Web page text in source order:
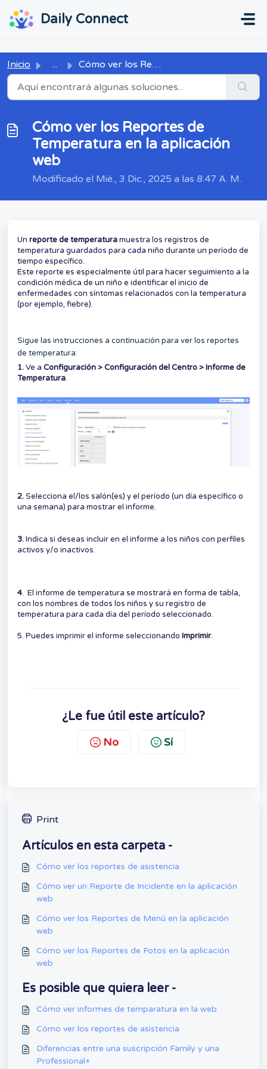
Daily Connect
Inicio ... Cómo ver los Reportes de Temperatura en la aplicación web
Cómo ver los Reportes de
Temperatura en la aplicación
web
Modificado el Mié., 3 Dic., 2025 a las 8:47 A. M.
Un reporte de temperaturamuestra los registros de
temperatura guardados para cada niño durante un período de
tiempo específico.
Este reporte es especialmente útil para hacer seguimiento a la
condición médica de un niño e identificar el inicio de
enfermedades con síntomas relacionados con la temperatura
(por ejemplo, fiebre).
Sigue las instrucciones a continuación para ver los reportes
de temperatura:
1.Ve a Configuración > Configuración del Centro > Informe de
Temperatura.
2.Selecciona el/los salón(es) y el período (un día específico o
una semana) para mostrar el informe.
3.Indica si deseas incluir en el informe a los niños con perfiles
activos y/o inactivos.
4. El informe de temperatura se mostrará en forma de tabla,
con los nombres de todos los niños y su registro de
temperatura para cada día del período seleccionado.
5. Puedes imprimir el informe seleccionando Imprimir.
¿Le fue útil este artículo?
No Sí
Print
Artículos en esta carpeta -
Cómo ver los reportes de asistencia
Cómo ver un Reporte de Incidente en la aplicación
web
Cómo ver los Reportes de Menú en la aplicación
web
Cómo ver los Reportes de Fotos en la aplicación
web
Es posible que quiera leer -
Cómo ver informes de temparatura en la web
Cómo ver los reportes de asistencia
Diferencias entre una suscripción Family y una
Professional+